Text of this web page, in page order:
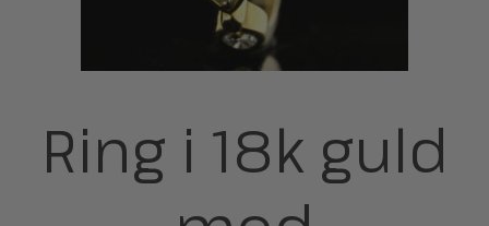
Ring i 18k guld